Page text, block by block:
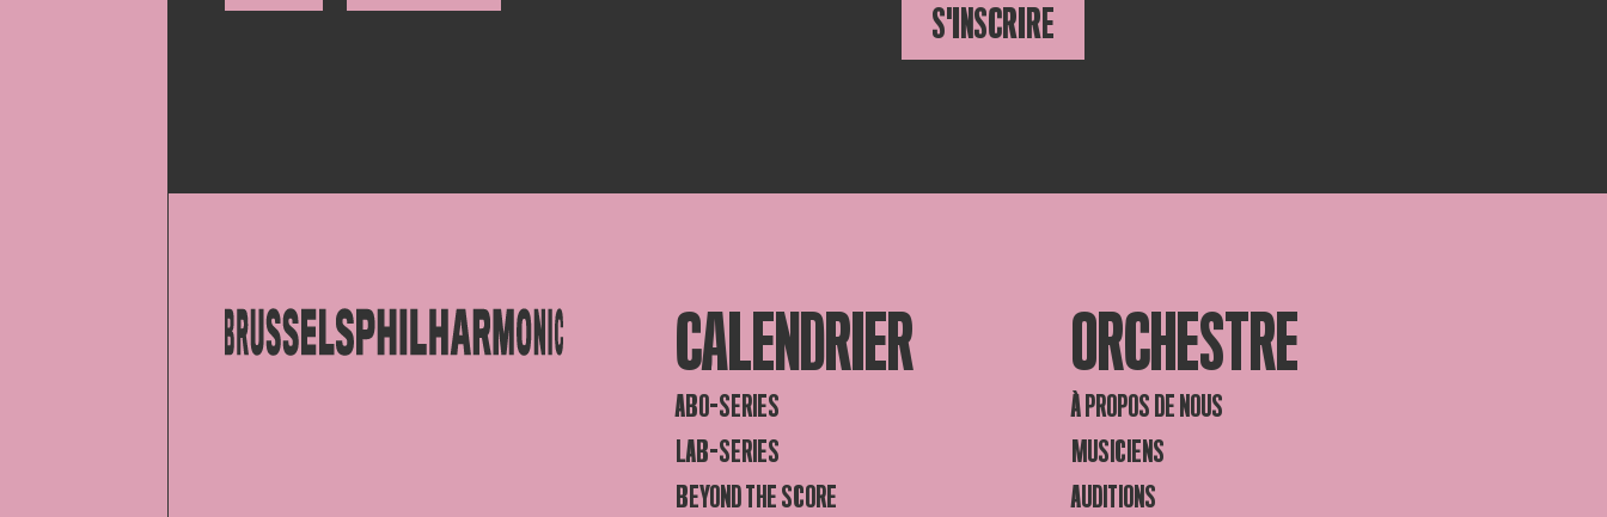
S'INSCRIRE
CALENDRIER
ABO-SERIES
LAB-SERIES
BEYOND THE SCORE
ORCHESTRE
À PROPOS DE NOUS
MUSICIENS
AUDITIONS